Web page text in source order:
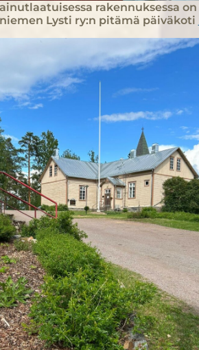
rakennuksessa
Lysti ry:n pitämä päiväkoti